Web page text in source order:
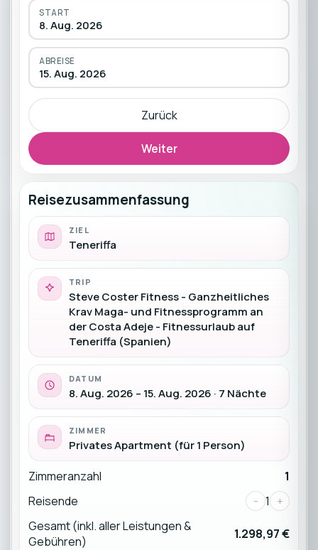
START
8. Aug. 2026
ABREISE
15. Aug. 2026
Zurück
Weiter
Reisezusammenfassung
ZIEL
Teneriffa
TRIP
Steve Coster Fitness - Ganzheitliches
Krav Maga- und Fitnessprogramm an
der Costa Adeje - Fitnessurlaub auf
Teneriffa (Spanien)
DATUM
8. Aug. 2026 – 15. Aug. 2026 · 7 Nächte
ZIMMER
Privates Apartment (für 1 Person)
Zimmeranzahl
1
Reisende
- 1 +
Gesamt (inkl. aller Leistungen &
Gebühren)
1.298,97 €